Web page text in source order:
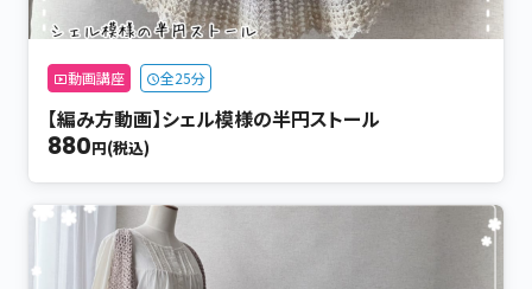
動画講座 全25分
【編み方動画】シェル模様の半円ストール
880円(税込)